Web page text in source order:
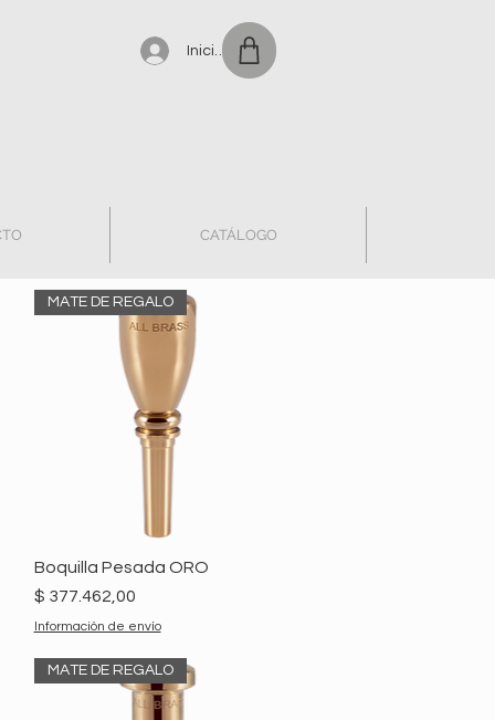
Iniciar sesión
CATÁLOGO
MATE DE REGALO
Boquilla Pesada ORO
Precio
$ 377.462,00
Información de envío
MATE DE REGALO